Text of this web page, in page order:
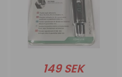
149 SEK